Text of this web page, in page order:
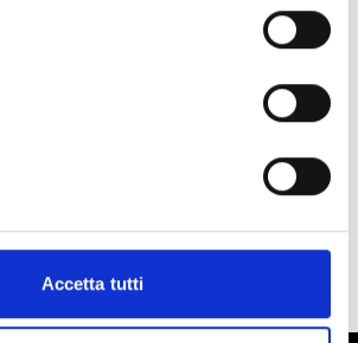
Accetta tutti
" size="5" center="yes"
Informazioni[/su_button]
Europa?